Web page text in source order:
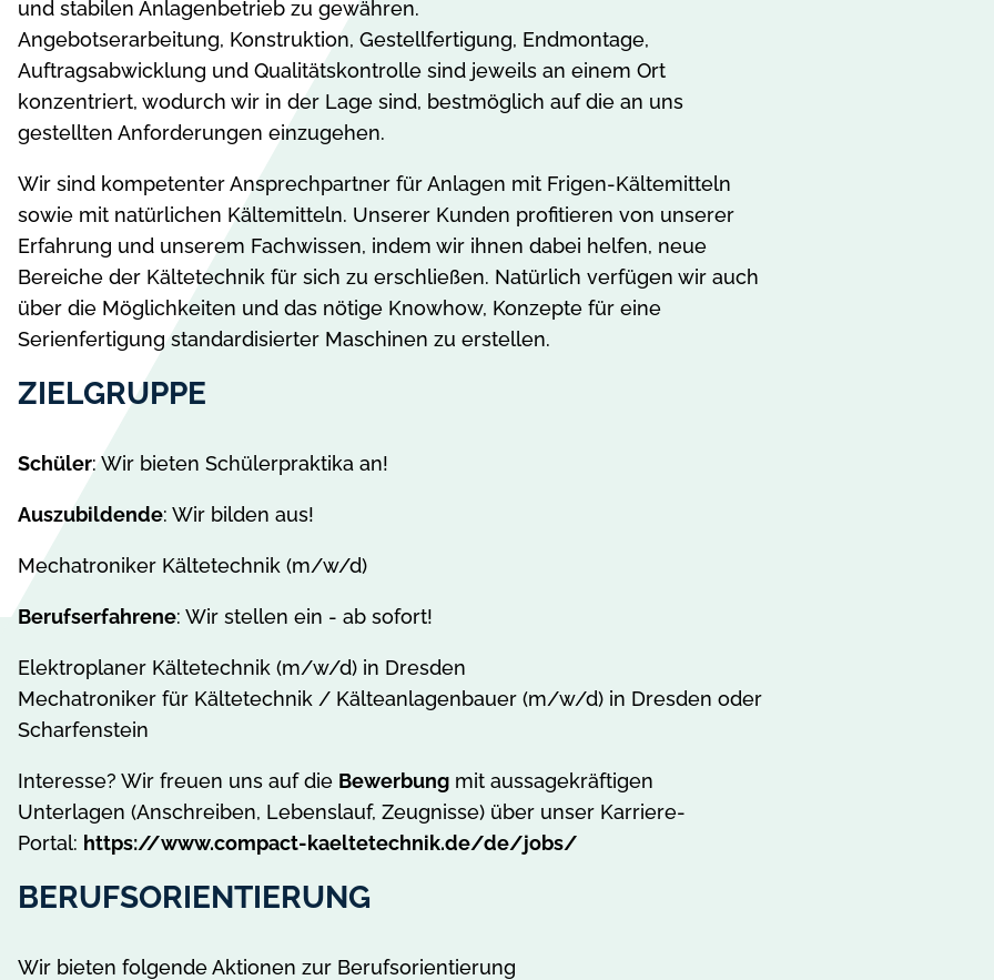
und stabilen Anlagenbetrieb zu gewähren.
Angebotserarbeitung, Konstruktion, Gestellfertigung, Endmontage,
Auftragsabwicklung und Qualitätskontrolle sind jeweils an einem Ort
konzentriert, wodurch wir in der Lage sind, bestmöglich auf die an uns
gestellten Anforderungen einzugehen.
Wir sind kompetenter Ansprechpartner für Anlagen mit Frigen-Kältemitteln
sowie mit natürlichen Kältemitteln. Unserer Kunden profitieren von unserer
Erfahrung und unserem Fachwissen, indem wir ihnen dabei helfen, neue
Bereiche der Kältetechnik für sich zu erschließen. Natürlich verfügen wir auch
über die Möglichkeiten und das nötige Knowhow, Konzepte für eine
Serienfertigung standardisierter Maschinen zu erstellen.
ZIELGRUPPE
Schüler: Wir bieten Schülerpraktika an!
Auszubildende: Wir bilden aus!
Mechatroniker Kältetechnik (m/w/d)
Berufserfahrene: Wir stellen ein - ab sofort!
Elektroplaner Kältetechnik (m/w/d) in Dresden
Mechatroniker für Kältetechnik / Kälteanlagenbauer (m/w/d) in Dresden oder
Scharfenstein
Interesse? Wir freuen uns auf die Bewerbung mit aussagekräftigen
Unterlagen (Anschreiben, Lebenslauf, Zeugnisse) über unser Karriere-
Portal: https://www.compact-kaeltetechnik.de/de/jobs/
BERUFSORIENTIERUNG
Wir bieten folgende Aktionen zur Berufsorientierung